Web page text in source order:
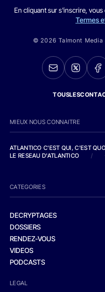
En cliquant sur s'inscrire,
Termes
© 2026 Talmont
MIEUX NOUS CONNAITRE
ATLANTICO C'EST QUI, C'EST
LE RESEAU D'ATLANTICO
/
CATEGORIES
DECRYPTAGES
DOSSIERS
RENDEZ-VOUS
VIDEOS
PODCASTS
LEGAL